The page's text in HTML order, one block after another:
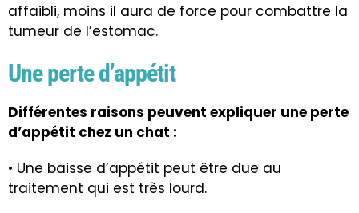
affaibli, moins il aura de force pour combattre la
tumeur de l’estomac.
Une perte d’appétit
Différentes raisons peuvent expliquer une perte
d’appétit chez un chat :
• Une baisse d’appétit peut être due au
traitement qui est très lourd.